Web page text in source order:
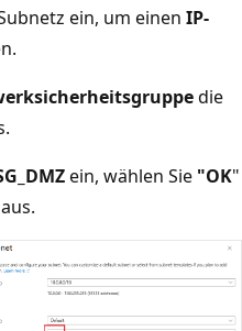
ein, um einen IP-
die
ein, wählen Sie "OK"
aus.